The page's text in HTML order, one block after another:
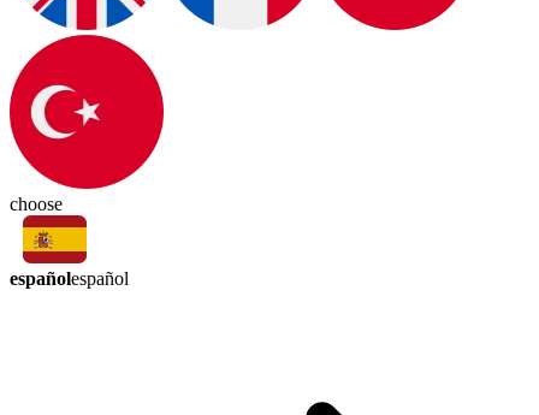
choose
españolespañol